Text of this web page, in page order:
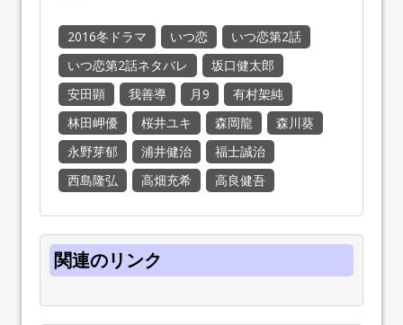
2016冬ドラマ いつ恋
いつ恋第2話
いつ恋第2話ネタバレ
坂口健太郎
安田顕
我善導 月9
有村架純
林田岬優
桜井ユキ 森岡龍
森川葵
永野芽郁
浦井健治
福士誠治
西島隆弘
高畑充希 高良健吾
関連のリンク